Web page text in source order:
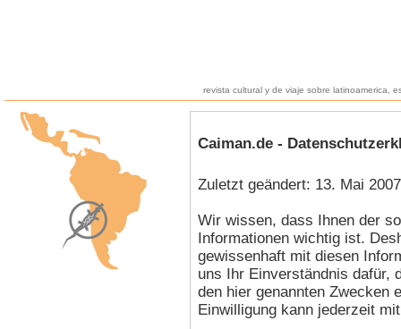
revista cultural y de viaje sobre latinoamerica,
Caiman.de -
Zuletzt geändert: 13. Mai 2007
Wir wissen, dass Ihnen der
Informationen wichtig ist.
gewissenhaft mit diesen
uns Ihr Einverständnis dafür,
den hier genannten Zwecken
Einwilligung kann jederzeit